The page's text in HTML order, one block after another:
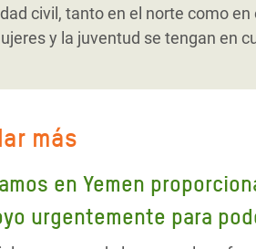
civil, tanto en el norte como
y la juventud se tengan en
más
en Yemen
urgentemente para